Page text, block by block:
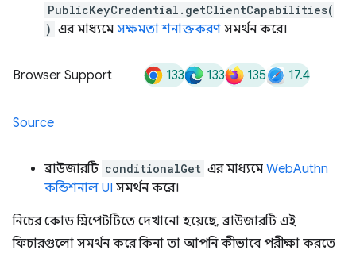
PublicKeyCredential.getClientCapabilities(
) এর মাধ্যমে সক্ষমতা শনাক্তকরণ সমর্থন করে।
Browser Support 133 133 135 17.4
Source
ব্রাউজারটি conditionalGet এর মাধ্যমে WebAuthn
কন্ডিশনাল UI সমর্থন করে।
নিচের কোড স্নিপেটটিতে দেখানো হয়েছে, ব্রাউজারটি এই
ফিচারগুলো সমর্থন করে কিনা তা আপনি কীভাবে পরীক্ষা করতে